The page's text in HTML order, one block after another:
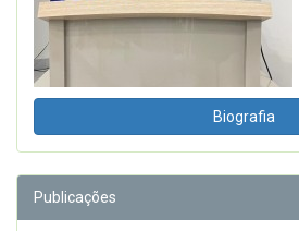
Biografia
Publicações